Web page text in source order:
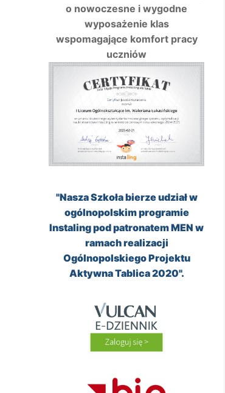
o nowoczesne i wygodne
wyposażenie klas
wspomagające komfort pracy
uczniów
"Nasza Szkoła bierze udział w
ogólnopolskim programie
Instaling pod patronatem MEN w
ramach realizacji
Ogólnopolskiego Projektu
Aktywna Tablica 2020".